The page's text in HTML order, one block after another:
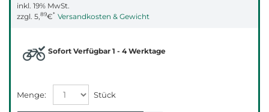
inkl. 19% MwSt.
zzgl. 5,89€* Versandkosten & Gewicht
Sofort Verfügbar 1 - 4 Werktage